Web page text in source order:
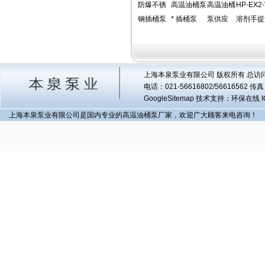
防爆不锈
钢插桶泵
高温油桶泵
* 插桶泵
高温油桶
泵供应
HP-
溶剂手
上海本泉泵业有限公司 版权所有 总访
电话：021-56616802/56616562 传
GoogleSitemap技术支持：环保在线
上海本泉泵业有限公司是国内专业的高温油桶泵厂家，欢迎广大顾客来电咨询！